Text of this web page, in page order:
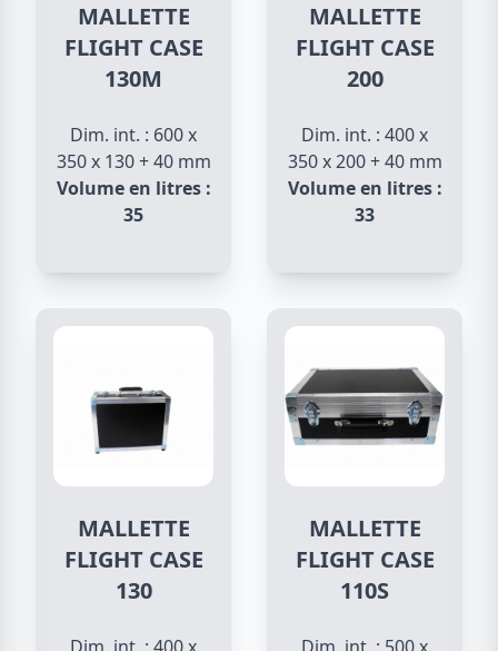
MALLETTE
FLIGHT CASE
130M
Dim. int. : 600 x
350 x 130 + 40 mm
Volume en litres :
35
MALLETTE
FLIGHT CASE
200
Dim. int. : 400 x
350 x 200 + 40 mm
Volume en litres :
33
MALLETTE
FLIGHT CASE
130
MALLETTE
FLIGHT CASE
110S